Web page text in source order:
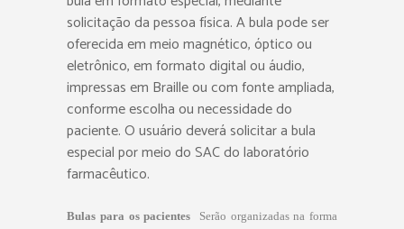
solicitação da pessoa física. A bula pode ser
oferecida em meio magnético, óptico ou
eletrônico, em formato digital ou áudio,
impressas em Braille ou com fonte ampliada,
conforme escolha ou necessidade do
paciente. O usuário deverá solicitar a bula
especial por meio do SAC do laboratório
farmacêutico.
Bulas para os pacientes
Serão organizadas na forma